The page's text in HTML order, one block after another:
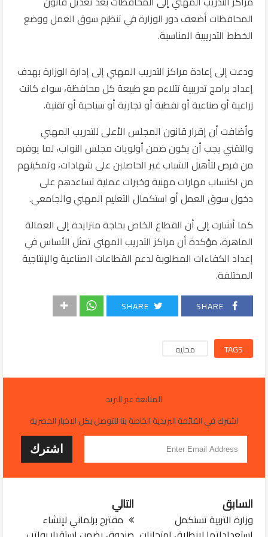
المحافظات أضعف دور الوزارة في تنظيم سوق العمل ووضع
الخطط التدريبية المناسبة.
ودعت إلى إعادة مراكز التدريب المهني إلى إدارة الوزارة بهدف
إعداد برامج تدريبية تتلاءم مع طبيعة كل محافظة، سواء كانت
زراعية أو صناعية أو نفطية أو تجارية أو سياحية أو تقنية.
وأضافت أن إقرار قانون المجلس الأعلى للتدريب المهني
والتقني يجب أن يكون ضمن أولويات مجلس النواب، لما يوفره
من فرص لتأهيل الشباب غير الحاصلين على شهادات، وتمكينهم
من اكتساب مهارات مهنية وخبرات عملية تساعدهم على
دخول سوق العمل أو استكمال التعليم المهني والجامعي.
كما أشارت إلى أن القطاع الخاص بحاجة متزايدة إلى العمالة
الماهرة، مؤكدة أن مراكز التدريب المهني تمثل الأساس في
إعداد الكفاءات المطلوبة لدعم القطاعات الصناعية والإنتاجية
المختلفة.
SHARE
SHARE
TAGS محليه
المتابعة عبر البريد
اشترك في القائمة البريدية الخاصة بنا للتوصل بكل الاخبار الحصرية
التالي
مقترح برلماني لإنشاء
السابق
وزارة التربية تستكمل